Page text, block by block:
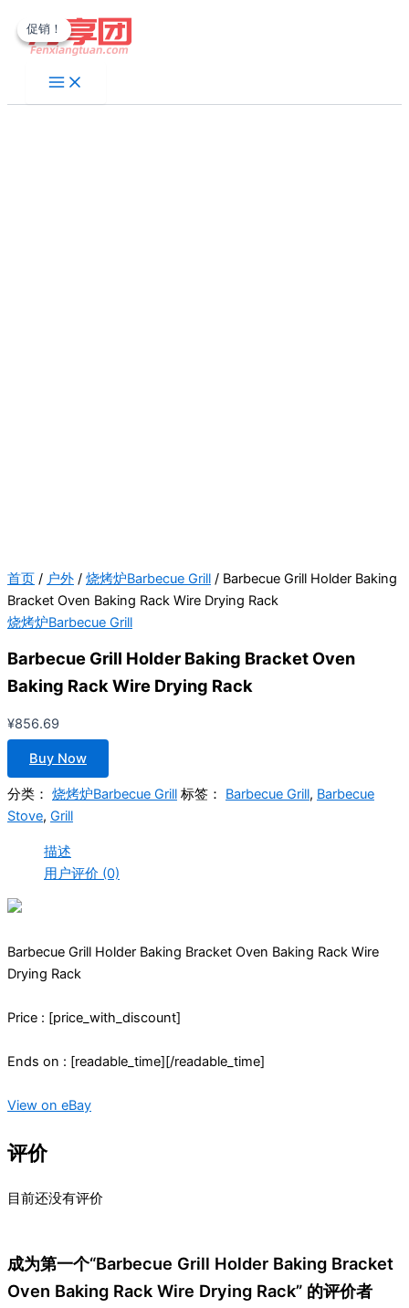
至
首页 / 户外 / 烧烤炉Barbecue Grill / Barbecue Grill Holder Baking
Bracket Oven Baking Rack Wire Drying Rack
烧烤炉Barbecue Grill
Barbecue Grill Holder Baking Bracket Oven
Baking Rack Wire Drying Rack
¥856.69
Buy Now
分类： 烧烤炉Barbecue Grill 标签： Barbecue Grill, Barbecue
Stove, Grill
描述
用户评价 (0)
Barbecue Grill Holder Baking Bracket Oven Baking Rack Wire
Drying Rack
Price : [price_with_discount]
Ends on : [readable_time][/readable_time]
View on eBay
评价
目前还没有评价
成为第一个“Barbecue Grill Holder Baking Bracket
Oven Baking Rack Wire Drying Rack” 的评价者
促销！
促销！